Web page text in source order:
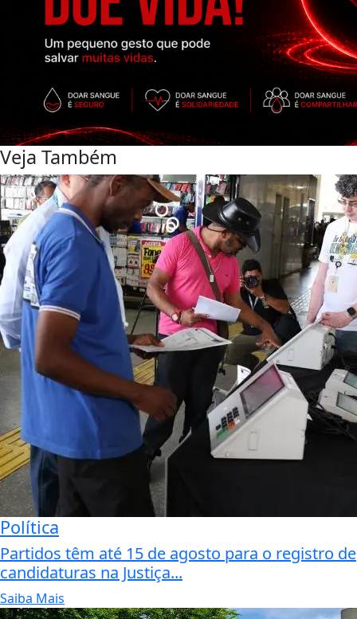
Veja Também
Política
Partidos têm até 15 de agosto para o registro de
candidaturas na Justiça...
Saiba Mais